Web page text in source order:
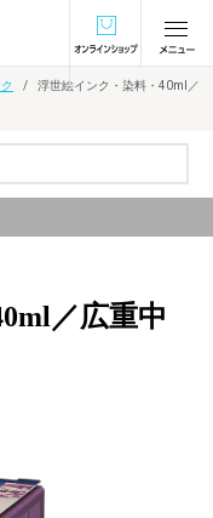
オンラインショ
浮世絵インク・染料・40ml／
／広重中